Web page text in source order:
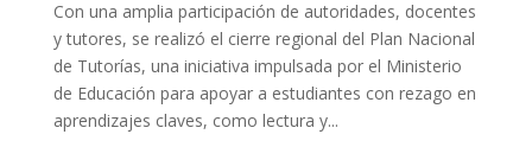
Con una amplia participación de autoridades, docentes
y tutores, se realizó el cierre regional del Plan Nacional
de Tutorías, una iniciativa impulsada por el Ministerio
de Educación para apoyar a estudiantes con rezago en
aprendizajes claves, como lectura y...